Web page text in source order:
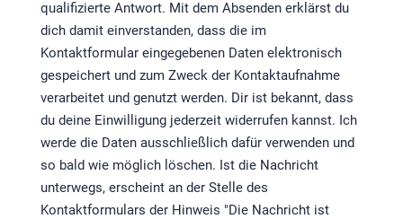
qualifizierte Antwort. Mit dem Absenden erklärst du
dich damit einverstanden, dass die im
Kontaktformular eingegebenen Daten elektronisch
gespeichert und zum Zweck der Kontaktaufnahme
verarbeitet und genutzt werden. Dir ist bekannt, dass
du deine Einwilligung jederzeit widerrufen kannst. Ich
werde die Daten ausschließlich dafür verwenden und
so bald wie möglich löschen. Ist die Nachricht
unterwegs, erscheint an der Stelle des
Kontaktformulars der Hinweis "Die Nachricht ist